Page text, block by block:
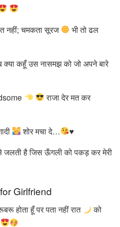
नहीं; चमकता सूरज
भी तो ढल
क्या कहूँ उस नासमझ को जो अपने बारे
राजा देर मत कर
शोर मचा दे…
♥
जलती है जिस ऊँगली को पकड़ कर मेरी
Girlfriend
होता हूँ पर पता नहीं रात
को